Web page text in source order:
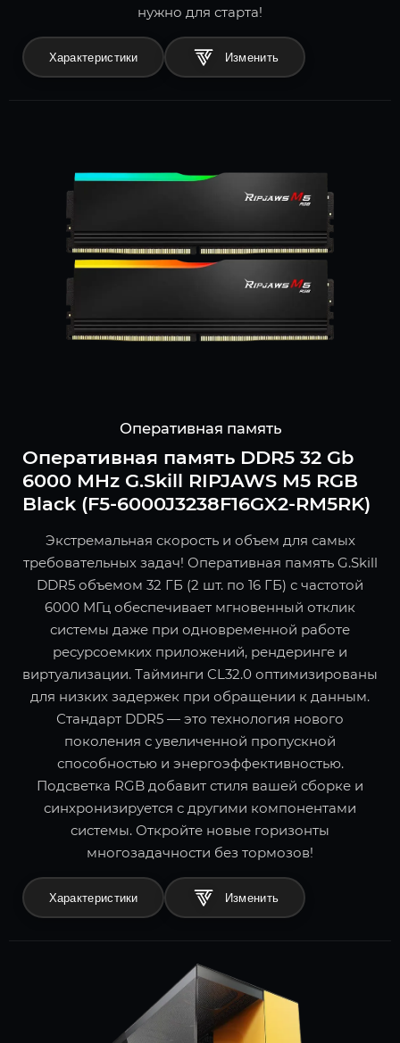
нужно для старта!
Характеристики
Оперативная память
Оперативная память DDR5 32 Gb
6000 MHz G.Skill RIPJAWS M5 RGB
Black (F5-6000J3238F16GX2-RM5RK)
Экстремальная скорость и объем для самых
требовательных задач! Оперативная память G.Skill
DDR5 объемом 32 ГБ (2 шт. по 16 ГБ) с частотой
6000 МГц обеспечивает мгновенный отклик
системы даже при одновременной работе
ресурсоемких приложений, рендеринге и
виртуализации. Тайминги CL32.0 оптимизированы
для низких задержек при обращении к данным.
Стандарт DDR5 — это технология нового
поколения с увеличенной пропускной
способностью и энергоэффективностью.
Подсветка RGB добавит стиля вашей сборке и
синхронизируется с другими компонентами
системы. Откройте новые горизонты
многозадачности без тормозов!
Характеристики